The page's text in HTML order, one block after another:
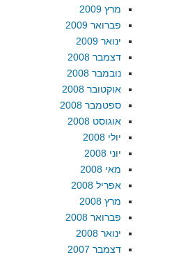
מרץ 2009
פברואר 2009
ינואר 2009
דצמבר 2008
נובמבר 2008
אוקטובר 2008
ספטמבר 2008
אוגוסט 2008
יולי 2008
יוני 2008
מאי 2008
אפריל 2008
מרץ 2008
פברואר 2008
ינואר 2008
דצמבר 2007